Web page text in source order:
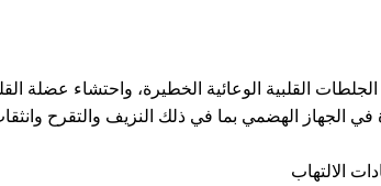
القلبية الوعائية الخطيرة، واحتشاء عضلة
الهضمي بما في ذلك النزيف والتقرح وانثقاب
الالتهاب